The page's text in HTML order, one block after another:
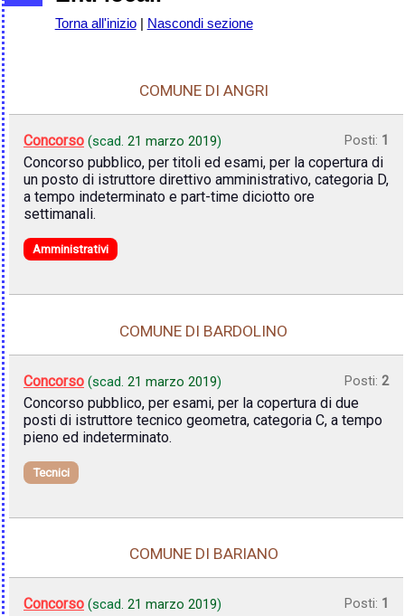
Torna all'inizio| Nascondi sezione
COMUNE DI ANGRI
Concorso (scad. 21 marzo 2019) Posti: 1
Concorso pubblico, per titoli ed esami, per la copertura di
un posto di istruttore direttivo amministrativo, categoria D,
a tempo indeterminato e part-time diciotto ore
settimanali.
Amministrativi
COMUNE DI BARDOLINO
Concorso (scad. 21 marzo 2019) Posti: 2
Concorso pubblico, per esami, per la copertura di due
posti di istruttore tecnico geometra, categoria C, a tempo
pieno ed indeterminato.
Tecnici
COMUNE DI BARIANO
Concorso (scad. 21 marzo 2019) Posti: 1